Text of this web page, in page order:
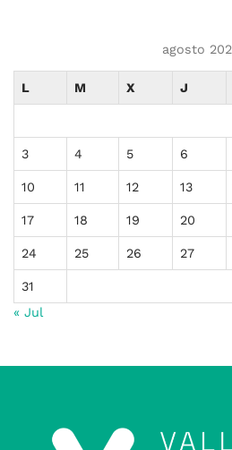
agosto
L M X J
3 4 5 6
10 11 12 13
17 18 19 20
24 25 26 27
31
« Jul